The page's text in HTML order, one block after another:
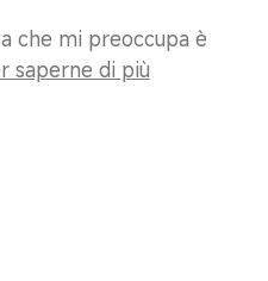
che mi preoccupa è
saperne di più